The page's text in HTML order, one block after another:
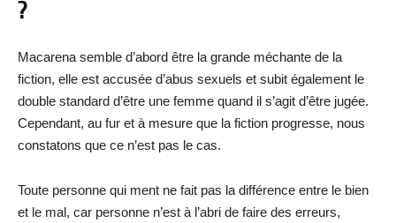
?
Macarena semble d’abord être la grande méchante de la
fiction, elle est accusée d’abus sexuels et subit également le
double standard d’être une femme quand il s’agit d’être jugée.
Cependant, au fur et à mesure que la fiction progresse, nous
constatons que ce n’est pas le cas.
Toute personne qui ment ne fait pas la différence entre le bien
et le mal, car personne n’est à l’abri de faire des erreurs,